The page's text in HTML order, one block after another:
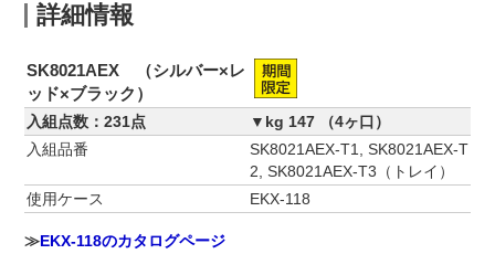
詳細情報
SK8021AEX （シルバー×レ
ッド×ブラック）
入組点数：231点
▼kg 147 （4ヶ口）
入組品番
SK8021AEX-T1, SK8021AEX-T
2, SK8021AEX-T3（トレイ）
使用ケース
EKX-118
≫EKX-118のカタログページ